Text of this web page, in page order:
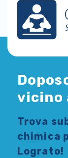
vicino
Trova
chimica
Lograto!